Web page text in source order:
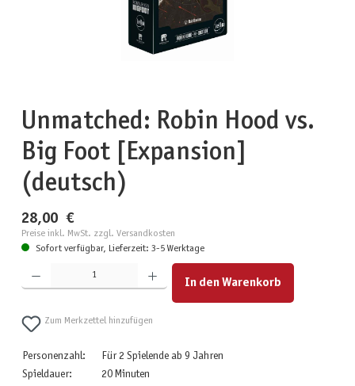
Unmatched: Robin Hood vs.
Big Foot [Expansion]
(deutsch)
28,00 €
Preise inkl. MwSt. zzgl. Versandkosten
Sofort verfügbar, Lieferzeit: 3-5 Werktage
Produkt Anzahl: Gib den gewünschten Wert ein oder benutze die Schaltflächen um die Anzahl zu
In den Warenkorb
Zum Merkzettel hinzufügen
Personenzahl:
Für 2 Spielende ab 9 Jahren
Spieldauer:
20 Minuten